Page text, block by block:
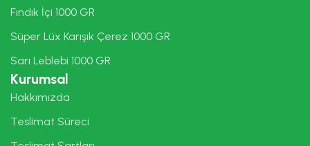
Fındık İçi 1000 GR
Süper Lüx Karışık Çerez 1000 GR
Sarı Leblebi 1000 GR
Kurumsal
Hakkımızda
Teslimat Süreci